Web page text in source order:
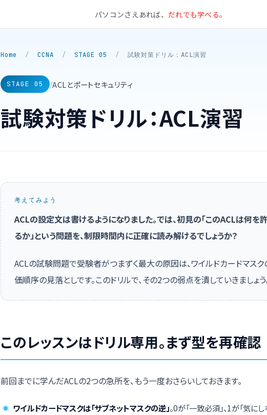
パソコンさえあれば、 だれでも学べる。
Home / CCNA / STAGE 05 / 試験対策ドリル：ACL演習
STAGE 05 /ACLとポートセキュリティ
試験対策ドリル：ACL演習
考えてみよう
ACLの設定文は書けるようになりました。では、初見の「このACLは何を
るか」という問題を、制限時間内に正確に読み解けるでしょうか？
ACLの試験問題で受験者がつまずく最大の原因は、ワイルドカードマスク
価順序の見落としです。このドリルで、その2つの弱点を潰していきましょう
このレッスンはドリル専用。まず型を再確認
前回までに学んだACLの2つの急所を、もう一度おさらいしておきます。
ワイルドカードマスクは「サブネットマスクの逆」。0が「一致必須」、1が「気に